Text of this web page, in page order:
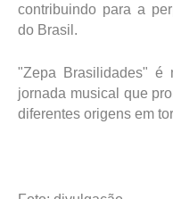
contribuindo para a
do Brasil.
"Zepa Brasilidades" é
jornada musical que
diferentes origens em